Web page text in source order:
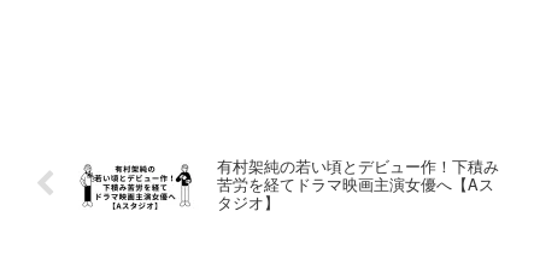
有村架純の若い頃とデビュー作！下積み
苦労を経てドラマ映画主演女優へ【Aス
タジオ】